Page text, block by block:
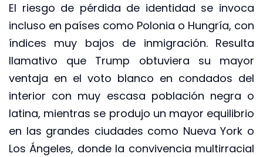
El riesgo de pérdida de identidad se invoca
incluso en países como Polonia o Hungría, con
índices muy bajos de inmigración. Resulta
llamativo que Trump obtuviera su mayor
ventaja en el voto blanco en condados del
interior con muy escasa población negra o
latina, mientras se produjo un mayor equilibrio
en las grandes ciudades como Nueva York o
Los Ángeles, donde la convivencia multirracial